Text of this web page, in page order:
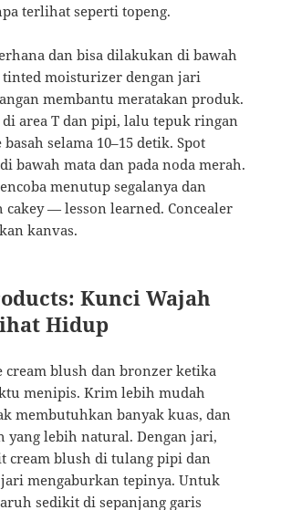
terlihat seperti topeng.
dan bisa dilakukan di bawah
tinted moisturizer dengan jari
membantu meratakan produk.
area T dan pipi, lalu tepuk ringan
selama 10–15 detik. Spot
bawah mata dan pada noda merah.
menutup segalanya dan
cakey — lesson learned. Concealer
kanvas.
Kunci Wajah
Hidup
cream blush dan bronzer ketika
menipis. Krim lebih mudah
membutuhkan banyak kuas, dan
yang lebih natural. Dengan jari,
cream blush di tulang pipi dan
mengaburkan tepinya. Untuk
sedikit di sepanjang garis